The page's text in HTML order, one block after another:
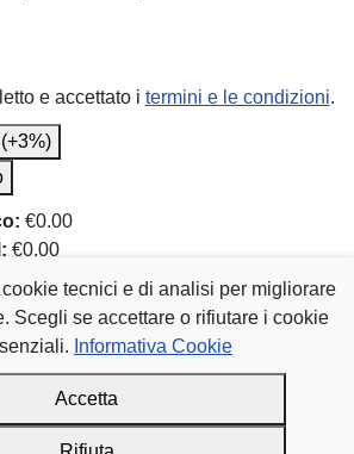
e accettato i termini e le condizioni.
€0.00
€0.00
e Promozioni
psicologia
tecnici e di analisi per migliorare
Scegli se accettare o rifiutare i cookie
Informativa Cookie
Accetta